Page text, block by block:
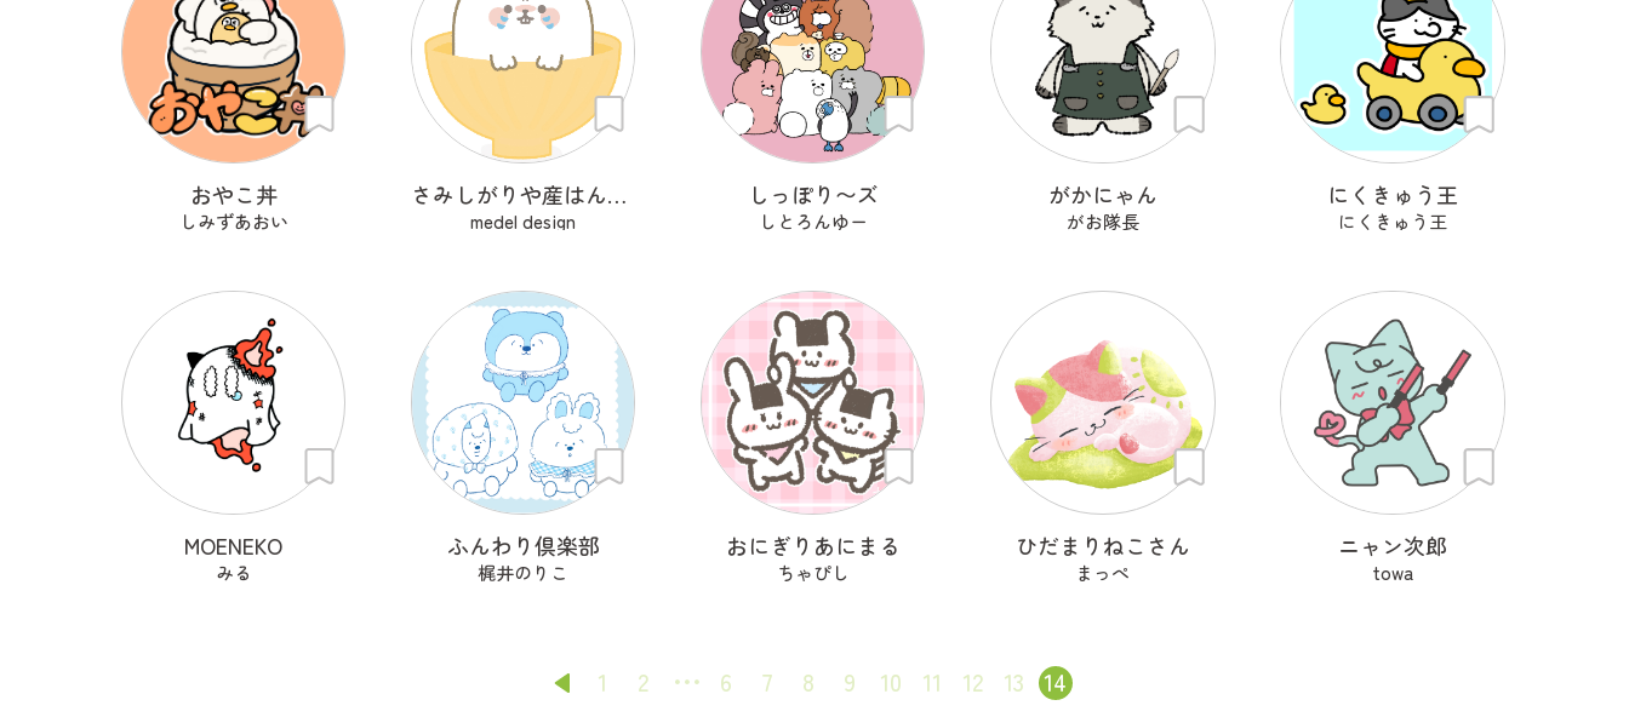
おやこ丼
しみずあおい
さみしがりや産はんちゃん
medel design
しっぽり〜ズ
しとろんゆー
がかにゃん
がお隊長
にくきゅう王
にくきゅう王
MOENEKO
みる
ふんわり倶楽部
梶井のりこ
おにぎりあにまる
ちゃぴし
ひだまりねこさん
まっぺ
ニャン次郎
towa
1 2 6 7 8 9 10 11 12 13 14